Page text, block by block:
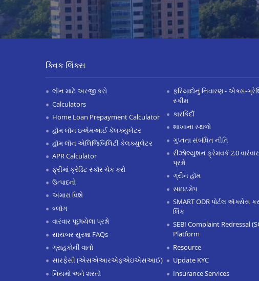
ક્વિક લિંક્સ
લૉન માટે અરજી કરો
Calculators
Home Loan Prepayment Calculator
હૉમ લૉન ઇએમઆઈ કેલક્યુલેટર
હૉમ લૉન એલિજિબિલિટી કેલક્યુલેટર
APR Calculator
ફ્રીમાં ક્રેડિટ સ્કૉર ચેક કરો
ઉત્પાદનો
અમારા વિશે
બ્લૉગ
વારંવાર પૂછાયેલા પ્રશ્નો
સાયબર સુરક્ષા FAQs
ગ્રાહકોની વાતો
સારફેસી (એસએઆરએફએઇએસઆઈ)
નિયમો અને શરતો
ફરિયાદોનું નિવારણ - એક્સ-
સ્કીમ
કારકિર્દી
શાખાના સ્થળો
ગુપ્તતા સંબંધિત નીતિ
રીઝોલ્યુશન ફ્રેમવર્ક 2.0
પ્રશ્નો
ગ્રીન હૉમ
સાઇટમેપ
SMART ODR પોર્ટલ ઍક્સેસ
લિંક
SEBI Complaint Redressal
Platform
Resource
Update KYC
Insurance Services